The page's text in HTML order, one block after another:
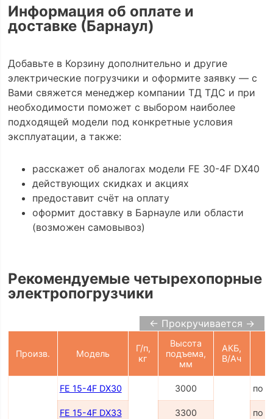
Информация об оплате и
доставке (Барнаул)
Добавьте в Корзину дополнительно и другие
электрические погрузчики и оформите заявку — с
Вами свяжется менеджер компании ТД ТДС и при
необходимости поможет с выбором наиболее
подходящей модели под конкретные условия
эксплуатации, а также:
расскажет об аналогах модели FE 30-4F DX40
действующих скидках и акциях
предоставит счёт на оплату
оформит доставку в Барнауле или области
(возможен самовывоз)
Рекомендуемые четырехопорные
электропогрузчики
← Прокручивается →
Произв. Модель
Г/п,
кг
Высота
подъема,
мм
АКБ,
В/Ач
FE 15-4F DX30 3000 по
FE 15-4F DX33 3300 по